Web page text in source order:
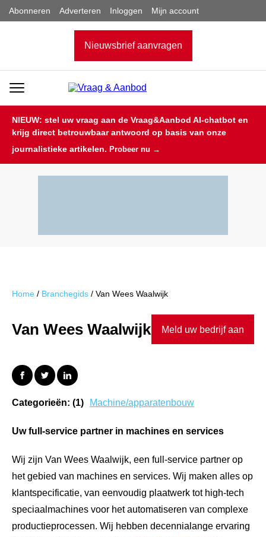
Abonneren Adverteren Inloggen Mijn account
Nieuwsbrief aanvragen
NIEUW: stel uw vraag aan de Vraag&Aanbod AI-chatbot en
krijg direct betrouwbaar antwoord op basis van onze
journalistieke artikelen. Probeer nu →
Home / Branchegids / Van Wees Waalwijk
Van Wees Waalwijk Meld uw bedrijf aan
Categorieën: (1) Machine/apparatenbouw
Uw full-service partner in machines en services
Wij zijn Van Wees Waalwijk, een full-service partner op
het gebied van machines en services. Wij maken alles op
klantspecificatie, van eenvoudig plaatwerk tot high-tech
speciaalmachines voor het automatiseren van complexe
productieprocessen. Wij hebben decennialange ervaring